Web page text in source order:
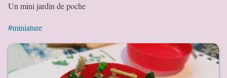
Un mini jardin de poche
#miniature